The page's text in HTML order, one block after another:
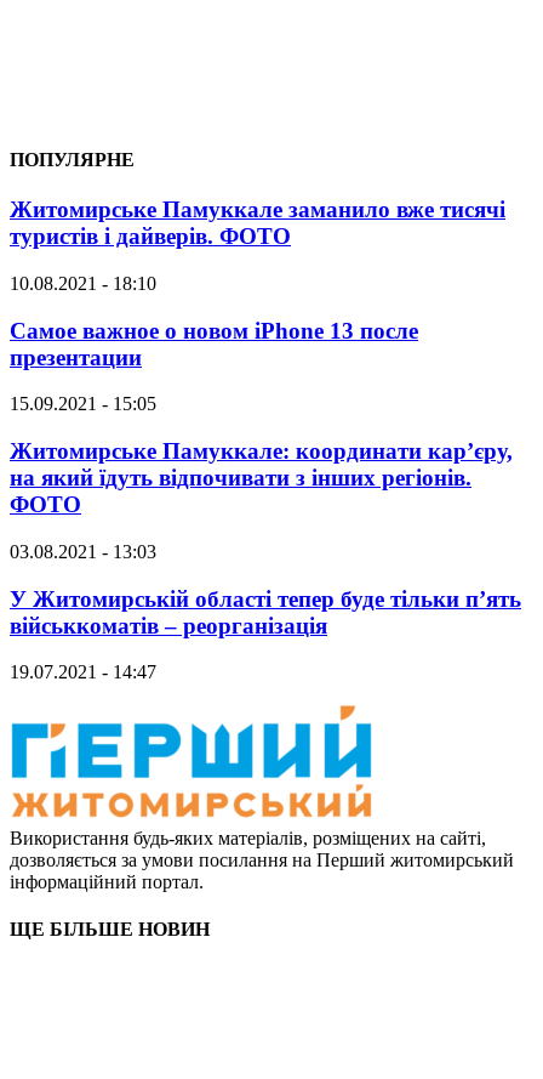
ПОПУЛЯРНЕ
Житомирське Памуккале заманило вже тисячі
туристів і дайверів. ФОТО
10.08.2021 - 18:10
Самое важное о новом iPhone 13 после
презентации
15.09.2021 - 15:05
Житомирське Памуккале: координати кар’єру,
на який їдуть відпочивати з інших регіонів.
ФОТО
03.08.2021 - 13:03
У Житомирській області тепер буде тільки п’ять
військкоматів – реорганізація
19.07.2021 - 14:47
Використання будь-яких матеріалів, розміщених на сайті,
дозволяється за умови посилання на Перший житомирський
інформаційний портал.
ЩЕ БІЛЬШЕ НОВИН